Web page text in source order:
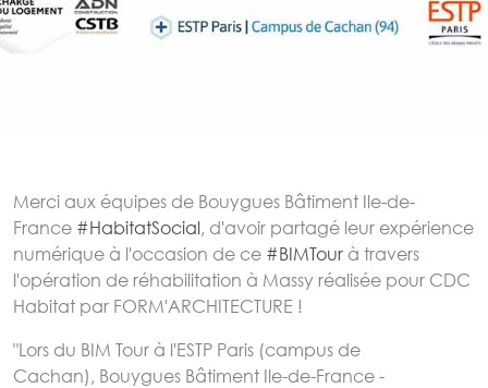
Merci aux équipes de Bouygues Bâtiment Ile-de-
France #HabitatSocial, d'avoir partagé leur expérience
numérique à l'occasion de ce #BIMTour à travers
l'opération de réhabilitation à Massy réalisée pour CDC
Habitat par FORM'ARCHITECTURE !
"Lors du BIM Tour à l'ESTP Paris (campus de
Cachan), Bouygues Bâtiment Ile-de-France -